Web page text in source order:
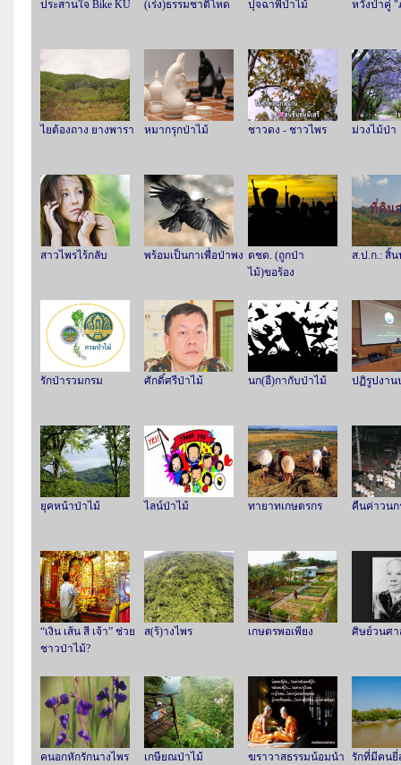
ประสานใจ Bike KU (เร่ง)ธรรมชาติโหด ปุจฉาพี่ป่าไม้ หวังป่าคู่ "
ไยต้องถาง ยางพารา หมากรุกป่าไม้ ชาวดง - ชาวไพร ม่วงไม้ป่า
สาวไพรไร้กลับ พร้อมเป็นกาเพื่อป่าพง ตชด. (ถูกป่า
ไม้)ขอร้อง
ส.ป.ก.: สิ้
รักป่ารวมกรม ศักดิ์ศรีป่าไม้ นก(อี)กากับป่าไม้ ปฏิรูปงาน
ยุคหน้าป่าไม้ ไลน์ป่าไม้ ทายาทเกษตรกร คืนค่าวนก
“เงิน เส้น สี เจ้า” ช่วย
ชาวป่าไม้?
ส(ร้)างไพร เกษตรพอเพียง ศิษย์วนศา
คนอกหักรักนางไพร เกษียณป่าไม้
ฆราวาสธรรมน้อมนำ
รักที่มีคนยี่